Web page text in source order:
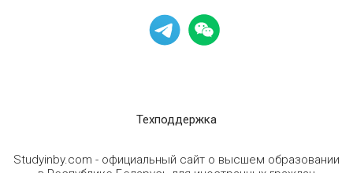
Техподдержка
Studyinby.com - официальный сайт о высшем образовании